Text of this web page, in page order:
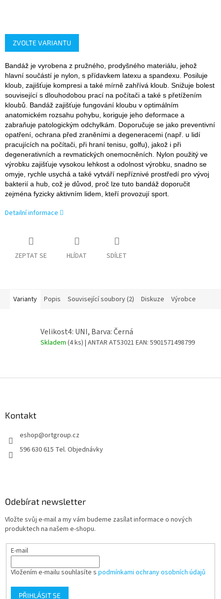
ZVOLTE VARIANTU
Bandáž je vyrobena z pružného, prodyšného materiálu, jehož
hlavní součástí je nylon, s přídavkem latexu a spandexu. Posiluje
kloub, zajišťuje kompresi a také mírně zahřívá kloub. Snižuje bolest
související s dlouhodobou prací na počítači a také s přetížením
kloubů. Bandáž zajišťuje fungování kloubu v optimálním
anatomickém rozsahu pohybu, koriguje jeho deformace a
zabraňuje patologickým odchylkám. Doporučuje se jako preventivní
opatření, ochrana před zraněními a degeneracemi (např. u lidí
pracujících na počítači, při hraní tenisu, golfu), jakož i při
degenerativních a revmatických onemocněních. Nylon použitý ve
výrobku zajišťuje vysokou lehkost a odolnost výrobku, snadno se
omyje, rychle usychá a také vytváří nepříznivé prostředí pro vývoj
bakterií a hub, což je důvod, proč lze tuto bandáž doporučit
zejména fyzicky aktivním lidem, kteří provozují sport.
Detailní informace
ZEPTAT SE HLÍDAT SDÍLET
Varianty Popis Související soubory (2) Diskuze Výrobce
Velikost4: UNI, Barva: Černá
Skladem (4 ks) | ANTAR AT53021 EAN: 5901571498799
Kontakt
eshop@ortgroup.cz
596 630 615 Tel. Objednávky
Odebírat newsletter
Vložte svůj e-mail a my vám budeme zasílat informace o nových
produktech na našem e-shopu.
E-mail
Vložením e-mailu souhlasíte s podmínkami ochrany osobních údajů
PŘIHLÁSIT SE